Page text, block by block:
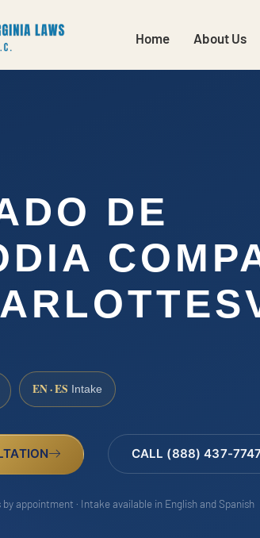
Home About Us
DE
EN · ES Intake
CALL (888) 437-
appointment · Intake available in English and Spanish